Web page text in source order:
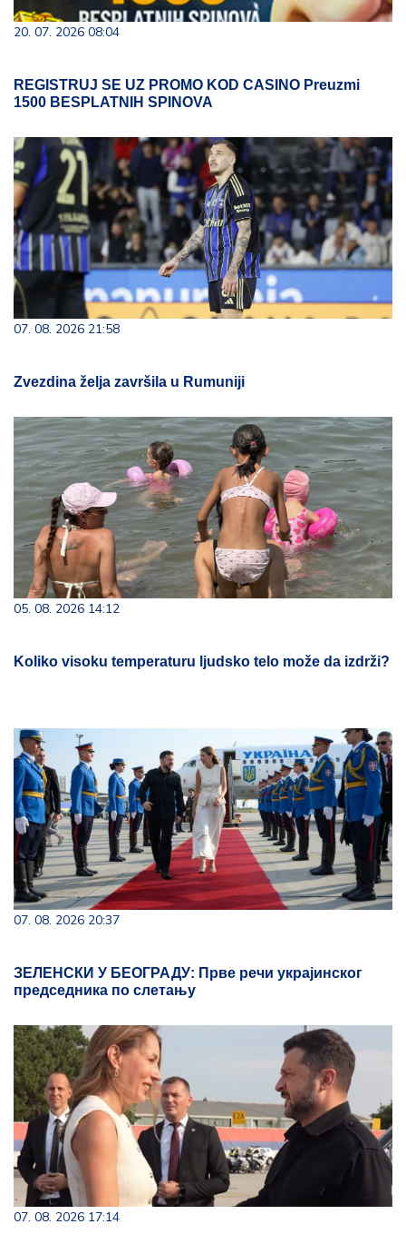
20. 07. 2026 08:04
REGISTRUJ SE UZ PROMO KOD CASINO Preuzmi
1500 BESPLATNIH SPINOVA
07. 08. 2026 21:58
Zvezdina želja završila u Rumuniji
05. 08. 2026 14:12
Koliko visoku temperaturu ljudsko telo može da izdrži?
07. 08. 2026 20:37
ЗЕЛЕНСКИ У БЕОГРАДУ: Прве речи украјинског
председника по слетању
07. 08. 2026 17:14